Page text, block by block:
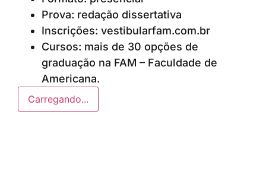
Prova: redação dissertativa
Inscrições: vestibularfam.com.br
Cursos: mais de 30 opções de
graduação na FAM – Faculdade de
Americana.
Carregando...